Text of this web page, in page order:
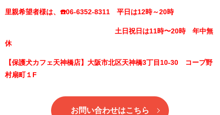
里親希望者様は、☎️06-6352-8311 平日は12時～20時
土日祝日は11時〜20時 年中無
休
【保護犬カフェ天神橋店】大阪市北区天神橋3丁目10-30 コープ野
村扇町１F
お問い合わせはこちら